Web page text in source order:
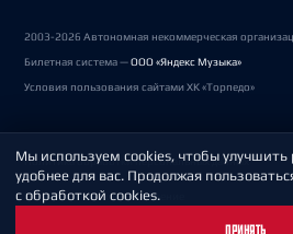
2003-2026 Автономная некоммерческая
Билетная система —ООО «Яндекс Музыка»
Условия пользования сайтами ХК «Торпедо»
Политика обработки персональных данных
Пользовательское соглашение
Мы используем cookies, чтобы улучшить
удобнее для вас. Продолжая
с обработкой cookies.
ПРИНЯТЬ